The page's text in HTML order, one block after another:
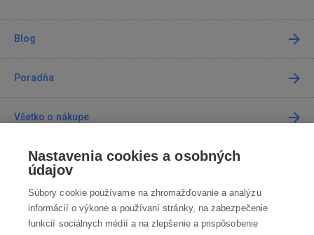
Blog
Poradňa
Všetko o nákupe
Predajne
Kontakt
Nastavenia cookies a osobných
údajov
Súbory cookie používame na zhromažďovanie a analýzu
informácií o výkone a používaní stránky, na zabezpečenie
funkcií sociálnych médií a na zlepšenie a prispôsobenie